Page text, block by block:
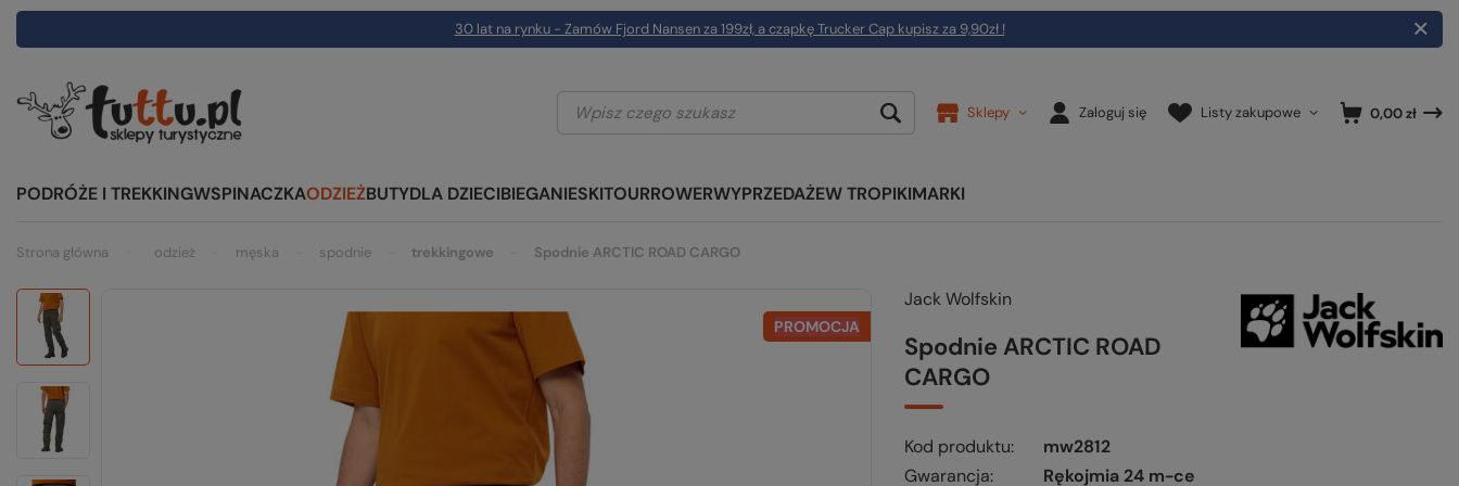
30 lat na rynku - Zamów Fjord Nansen za 199zł, a czapkę Trucker Cap kupisz za 9,90zł !
Sklepy Zaloguj się Listy zakupowe 0,00 zł
PODRÓŻE I TREKKINGWSPINACZKAODZIEŻBUTYDLA DZIECIBIEGANIESKITOURROWERWYPRZEDAŻEW TROPIKIMARKI
Strona główna odzież męska spodnie trekkingowe Spodnie ARCTIC ROAD CARGO
PROMOCJA
Jack Wolfskin
Spodnie ARCTIC ROAD
CARGO
Kod produktu
mw2812
Gwarancja
Rękojmia 24 m-ce